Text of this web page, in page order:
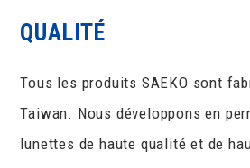
QUALITÉ
Tous les produits SAEKO sont
Taiwan. Nous développons en
lunettes de haute qualité et de